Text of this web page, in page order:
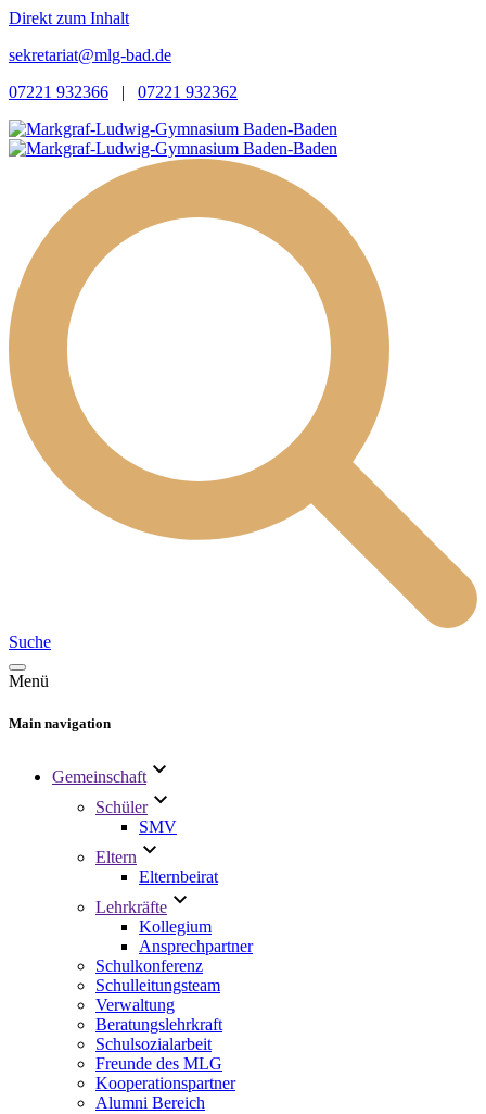
Direkt zum Inhalt
sekretariat@mlg-bad.de
07221 932366 | 07221 932362
Suche
Menü
Main navigation
Gemeinschaft
Schüler
SMV
Eltern
Elternbeirat
Lehrkräfte
Kollegium
Ansprechpartner
Schulkonferenz
Schulleitungsteam
Verwaltung
Beratungslehrkraft
Schulsozialarbeit
Freunde des MLG
Kooperationspartner
Alumni Bereich